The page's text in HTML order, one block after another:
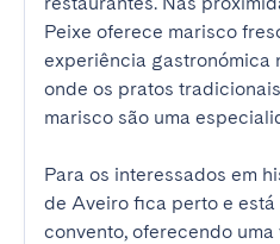
Peixe oferece marisco
experiência gastronómica
onde os pratos
marisco são uma
Para os interessados em
de Aveiro fica perto e
convento, oferecendo